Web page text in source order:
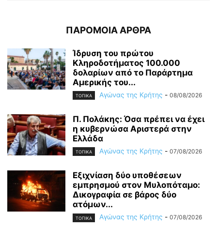
ΠΑΡΟΜΟΙΑ ΑΡΘΡΑ
Ίδρυση του πρώτου
Κληροδοτήματος 100.000
δολαρίων από το Παράρτημα
Αμερικής του...
ΤΟΠΙΚΑ Αγώνας της Κρήτης - 08/08/2026
Π. Πολάκης: Όσα πρέπει να έχει
η κυβερνώσα Αριστερά στην
Ελλάδα
ΤΟΠΙΚΑ Αγώνας της Κρήτης - 07/08/2026
Εξιχνίαση δύο υποθέσεων
εμπρησμού στον Μυλοπόταμο:
Δικογραφία σε βάρος δύο
ατόμων...
ΤΟΠΙΚΑ Αγώνας της Κρήτης - 07/08/2026